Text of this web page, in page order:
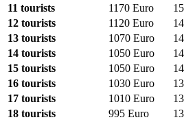
11 tourists
1170 Euro
12 tourists
1120 Euro
13 tourists
1070 Euro
14 tourists
1050 Euro
15 tourists
1050 Euro
16 tourists
1030 Euro
17 tourists
1010 Euro
18 tourists
995 Euro